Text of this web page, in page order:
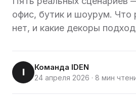
офис, бутик и шоурум. Что
нет, и какие декоры
I Команда IDEN
24 апреля 2026 · 8 мин